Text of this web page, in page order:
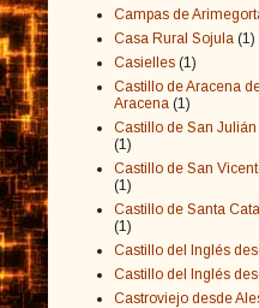
Campas de
Casa Rural Sojula (1)
Casielles (1)
Castillo de Aracena
Aracena (1)
Castillo de San
(1)
Castillo de San
(1)
Castillo de Santa
(1)
Castillo del Inglés
Castillo del Inglés
Castroviejo desde